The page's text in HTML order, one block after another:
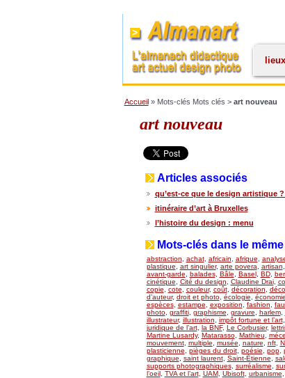
Accueil» Mots-clés Mots clés > art nouveau
art nouveau
Articles associés
qu’est-ce que le design artistique
itinéraire d’art à Bruxelles
l’histoire du design : menu
Mots-clés dans le
abstraction achat, africain afrique
plastique
art singulier, arte povera artisan
avant-garde
balades, Bâle Basel, BD,
cinétique
Cité du design Claudine Drai,
copie
cote couleur, coût, décoration
d’auteur, droit et photo, écologie économie
espèces, estampe exposition fashion
photo, graffiti, graphisme gravure harlem,
illustrateur, illustration impôt fortune et l’art,
juridique de l’art, la BNF, Le Corbusier,
Martine Lusardy, Matarasso, Mathieu
mouvement, multiple musée nature nft,
plasticienne
pièges du droit, poésie pop,
graphique
saint laurent, Saint-Étienne
supports photographiques, surréalisme
l’oeil, TVA et l’art, UAM, Ubisoft, urbanisme